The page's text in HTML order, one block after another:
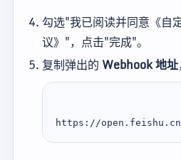
勾选"我已阅读并同意《自
议》"，点击"完成"。
复制弹出的 Webhook 地址